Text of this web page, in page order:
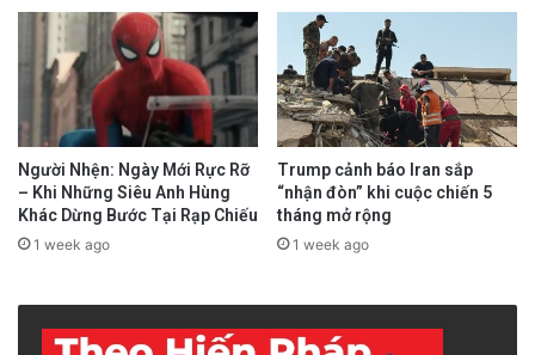
Người Nhện: Ngày Mới Rực Rỡ
– Khi Những Siêu Anh Hùng
Khác Dừng Bước Tại Rạp Chiếu
1 week ago
Trump cảnh báo Iran sắp
“nhận đòn” khi cuộc chiến 5
tháng mở rộng
1 week ago